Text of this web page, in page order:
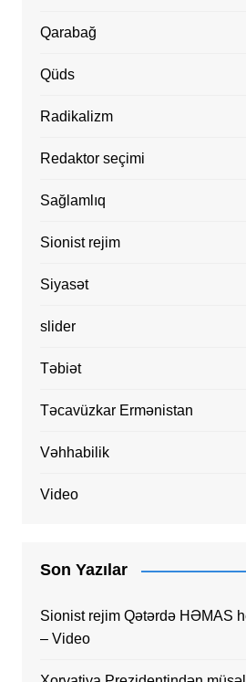
Qarabağ
Qüds
Radikalizm
Redaktor seçimi
Sağlamlıq
Sionist rejim
Siyasət
slider
Təbiət
Təcavüzkar Ermənistan
Vəhhabilik
Video
Son Yazılar
Sionist rejim Qətərdə HƏMAS
– Video